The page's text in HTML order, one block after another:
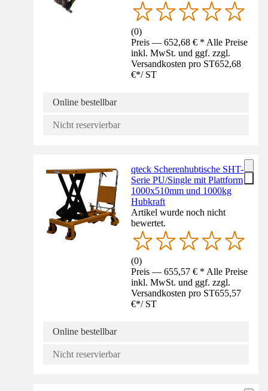
(0)
Preis — 652,68 € * Alle Preise
inkl. MwSt. und ggf. zzgl.
Versandkosten pro ST652,68
€*/ ST
Online bestellbar
Nicht reservierbar
qteck Scherenhubtische SHT-
Serie PU/Single mit Plattform
1000x510mm und 1000kg
Hubkraft
Artikel wurde noch nicht
bewertet.
(0)
Preis — 655,57 € * Alle Preise
inkl. MwSt. und ggf. zzgl.
Versandkosten pro ST655,57
€*/ ST
Online bestellbar
Nicht reservierbar